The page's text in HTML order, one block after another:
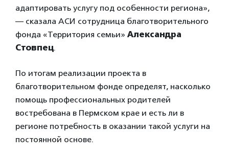
адаптировать услугу под особенности региона»,
— сказала АСИ сотрудница благотворительного
фонда «Территория семьи» Александра
Стовпец.
По итогам реализации проекта в
благотворительном фонде определят, насколько
помощь профессиональных родителей
востребована в Пермском крае и есть ли в
регионе потребность в оказании такой услуги на
постоянной основе.